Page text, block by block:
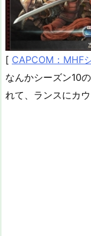
[ CAPCOM：MHF
なんかシーズン10
れて、ランスにカ